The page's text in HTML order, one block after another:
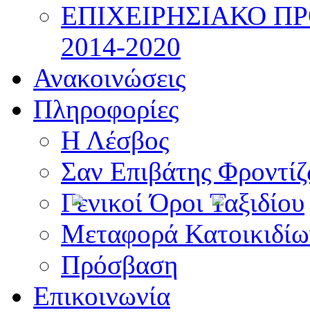
ΕΠΙΧΕΙΡΗΣΙΑΚΟ
2014-2020
Ανακοινώσεις
Πληροφορίες
Η Λέσβος
Σαν Επιβάτης
Γενικοί Όροι Ταξιδίου
Μεταφορά
Πρόσβαση
Επικοινωνία